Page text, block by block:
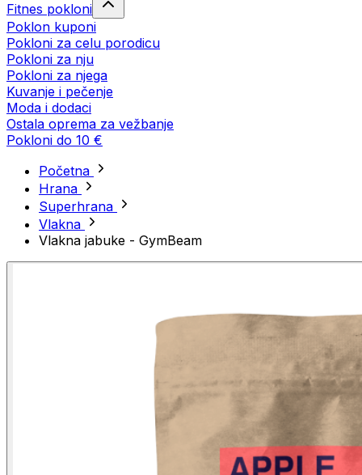
Fitnes pokloni
Poklon kuponi
Pokloni za celu porodicu
Pokloni za nju
Pokloni za njega
Kuvanje i pečenje
Moda i dodaci
Ostala oprema za vežbanje
Pokloni do 10 €
Početna
Hrana
Superhrana
Vlakna
Vlakna jabuke - GymBeam